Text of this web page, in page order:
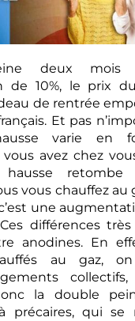
deux mois
de 10%, le prix
de rentrée
Et pas
varie en
vous avez chez
hausse retombe
vous chauffez au
une
différences
anodines. En
au gaz,
la double
précaires, qui se